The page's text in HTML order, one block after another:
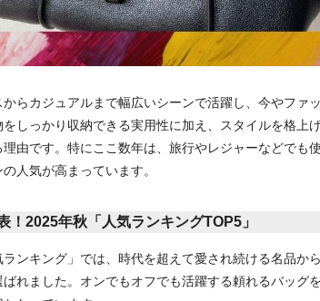
からカジュアルまで幅広いシーンで活躍し、今やファ
しっかり収納できる実用性に加え、スタイルを格上
由です。特にここ数年は、旅行やレジャーなどでも
人気が高まっています。
！2025年秋「人気ランキングTOP5」
ンキング」では、時代を超えて愛され続ける名品か
れました。オンでもオフでも活躍する頼れるバッグ